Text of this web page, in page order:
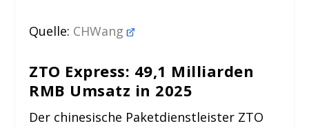
Quelle: CHWang
ZTO Express: 49,1 Milliarden
RMB Umsatz in 2025
Der chinesische Paketdienstleister ZTO